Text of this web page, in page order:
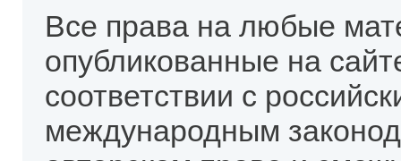
Все права на любые
опубликованные на
соответствии с
международным